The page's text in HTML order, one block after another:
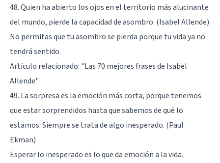
48. Quien ha abierto los ojos en el territorio más alucinante
del mundo, pierde la capacidad de asombro. (Isabel Allende)
No permitas que tu asombro se pierda porque tu vida ya no
tendrá sentido.
Artículo relacionado: "Las 70 mejores frases de Isabel
Allende"
49. La sorpresa es la emoción más corta, porque tenemos
que estar sorprendidos hasta que sabemos de qué lo
estamos. Siempre se trata de algo inesperado. (Paul
Ekman)
Esperar lo inesperado es lo que da emoción a la vida.